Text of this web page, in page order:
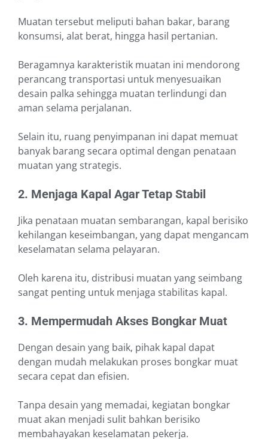
Muatan tersebut meliputi bahan bakar, barang
konsumsi, alat berat, hingga hasil pertanian.
Beragamnya karakteristik muatan ini mendorong
perancang transportasi untuk menyesuaikan
desain palka sehingga muatan terlindungi dan
aman selama perjalanan.
Selain itu, ruang penyimpanan ini dapat memuat
banyak barang secara optimal dengan penataan
muatan yang strategis.
2. Menjaga Kapal Agar Tetap Stabil
Jika penataan muatan sembarangan, kapal berisiko
kehilangan keseimbangan, yang dapat mengancam
keselamatan selama pelayaran.
Oleh karena itu, distribusi muatan yang seimbang
sangat penting untuk menjaga stabilitas kapal.
3. Mempermudah Akses Bongkar Muat
Dengan desain yang baik, pihak kapal dapat
dengan mudah melakukan proses bongkar muat
secara cepat dan efisien.
Tanpa desain yang memadai, kegiatan bongkar
muat akan menjadi sulit bahkan berisiko
membahayakan keselamatan pekerja.